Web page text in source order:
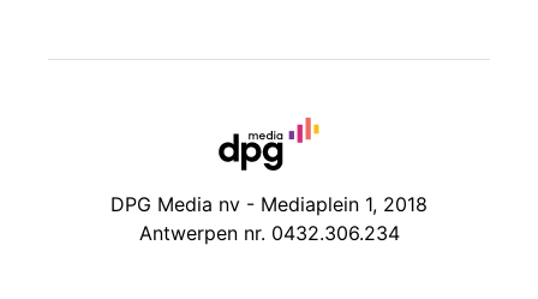
DPG Media nv - Mediaplein 1, 2018
Antwerpen nr. 0432.306.234